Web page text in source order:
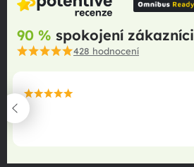
90 % spokojení zákazníci
428 hodnocení
maximální spokojenost
22.06.2025